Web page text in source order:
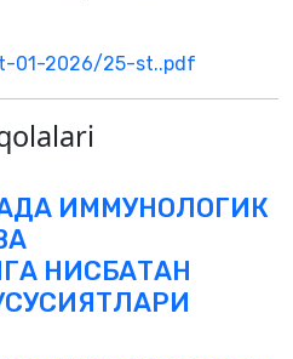
01-2026/25-st..pdf
ИММУНОЛОГИК
НИСБАТАН